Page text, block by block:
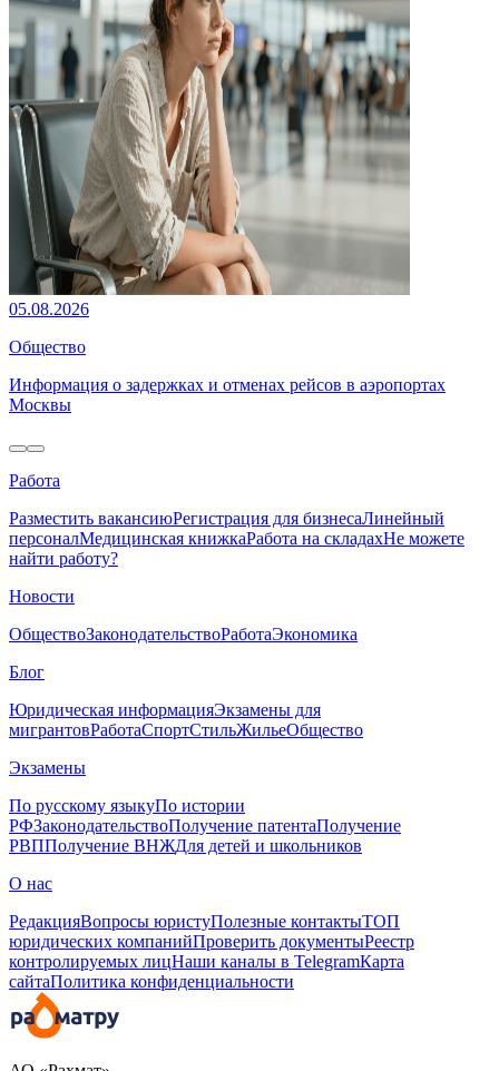
05.08.2026
Общество
Информация о задержках и отменах рейсов в аэропортах
Москвы
Работа
Разместить вакансиюРегистрация для бизнесаЛинейный
персоналМедицинская книжкаРабота на складахНе можете
найти работу?
Новости
ОбществоЗаконодательствоРаботаЭкономика
Блог
Юридическая информацияЭкзамены для
мигрантовРаботаСпортСтильЖильеОбщество
Экзамены
По русскому языкуПо истории
РФЗаконодательствоПолучение патентаПолучение
РВППолучение ВНЖДля детей и школьников
О нас
РедакцияВопросы юристуПолезные контактыТОП
юридических компанийПроверить документыРеестр
контролируемых лицНаши каналы в TelegramКарта
сайтаПолитика конфиденциальности